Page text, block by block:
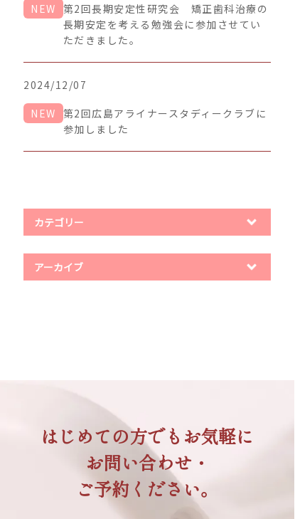
NEW 第2回長期安定性研究会 矯正歯科治療の
長期安定を考える勉強会に参加させてい
ただきました。
2024/12/07
NEW 第2回広島アライナースタディークラブに
参加しました
カテゴリー
アーカイブ
はじめての方でもお気軽に
お問い合わせ・
ご予約ください。